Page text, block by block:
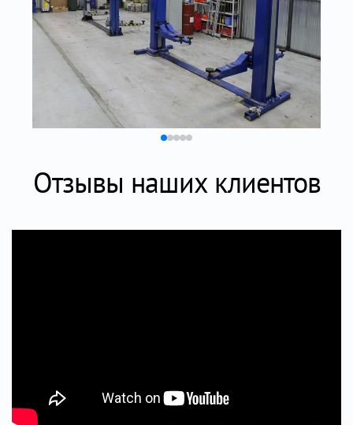
Отзывы наших клиентов